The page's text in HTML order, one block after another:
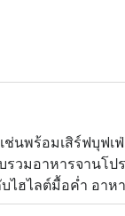
ช่นพร้อมเสิร์ฟบุฟ
รวมอาหารจานโ
ฮไลต์มื้อค่ำ อาห
คชั่น (𝗕𝘂𝘁𝗰𝗵𝗲𝗿𝘆